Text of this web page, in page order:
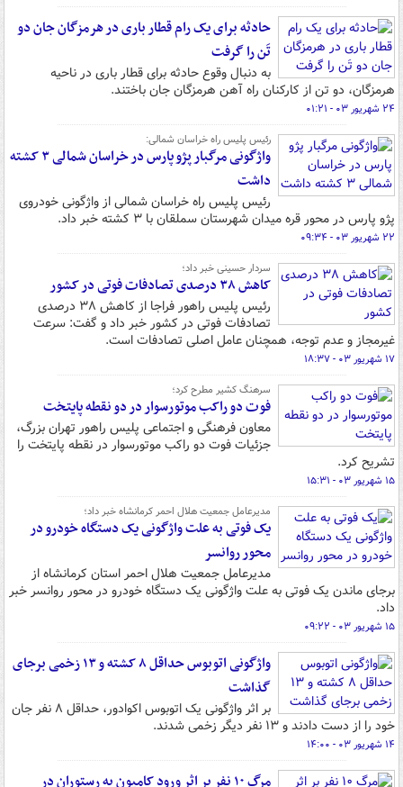
حادثه برای یک رام قطار باری در هرمزگان جان دو
تَن را گرفت
به دنبال وقوع حادثه برای قطار باری در ناحیه
هرمزگان، دو تن از کارکنان راه آهن هرمزگان جان باختند.
۲۴ شهریور ۰۳ - ۰۱:۲۱
رئیس پلیس راه خراسان شمالی:
واژگونی مرگبار پژو پارس در خراسان شمالی ۳ کشته
داشت
رئیس پلیس راه خراسان شمالی از واژگونی خودروی
پژو پارس در محور قره میدان شهرستان سملقان با ۳ کشته خبر داد.
۲۲ شهریور ۰۳ - ۰۹:۳۴
سردار حسینی خبر داد؛
کاهش ۳۸ درصدی تصادفات فوتی در کشور
رئیس پلیس راهور فراجا از کاهش ۳۸ درصدی
تصادفات فوتی در کشور خبر داد و گفت: سرعت
غیرمجاز و عدم توجه، همچنان عامل اصلی تصادفات است.
۱۷ شهریور ۰۳ - ۱۸:۳۷
سرهنگ کشیر مطرح کرد؛
فوت دو راکب موتورسوار در دو نقطه پایتخت
معاون فرهنگی و اجتماعی پلیس راهور تهران بزرگ،
جزئیات فوت دو راکب موتورسوار در نقطه پایتخت را
تشریح کرد.
۱۵ شهریور ۰۳ - ۱۵:۳۱
مدیرعامل جمعیت هلال احمر کرمانشاه خبر داد؛
یک فوتی به علت واژگونی یک دستگاه خودرو در
محور روانسر
مدیرعامل جمعیت هلال احمر استان کرمانشاه از
برجای ماندن یک فوتی به علت واژگونی یک دستگاه خودرو در محور روانسر خبر
داد.
۱۵ شهریور ۰۳ - ۰۹:۲۲
واژگونی اتوبوس حداقل ۸ کشته و ۱۳ زخمی برجای
گذاشت
بر اثر واژگونی یک اتوبوس‌ اکوادور، حداقل ۸ نفر جان
خود را از دست دادند و ۱۳ نفر دیگر زخمی شدند.
۱۴ شهریور ۰۳ - ۱۴:۰۰
مرگ ۱۰ نفر بر اثر ورود کامیون به رستوران در